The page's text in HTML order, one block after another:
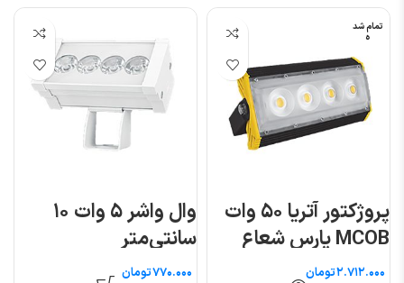
تمام شد
ه
پروژکتور آتریا ۵۰ وات
MCOB پارس شعاع
توس
تومان
وال واشر ۵ وات ۱۰
سانتی‌متر
تومان